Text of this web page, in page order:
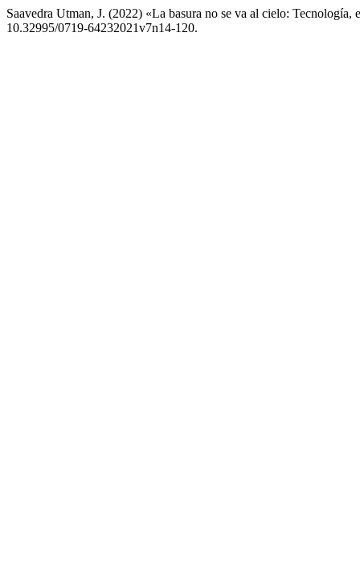
Saavedra Utman, J. (2022) «La basura no se va al cielo: Tecnología,
10.32995/0719-64232021v7n14-120.